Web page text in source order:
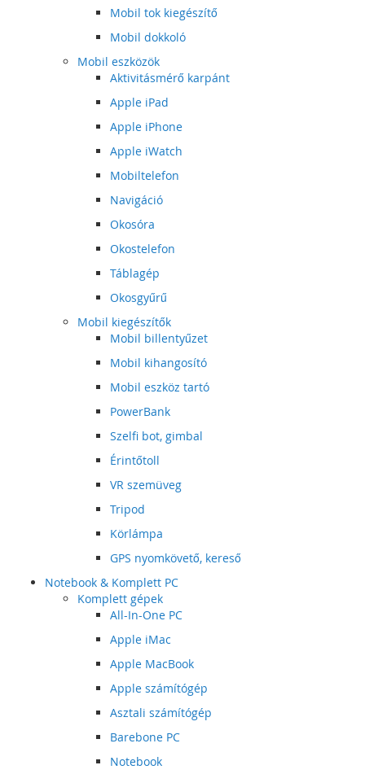
Mobil tok kiegészítő
Mobil dokkoló
Mobil eszközök
Aktivitásmérő karpánt
Apple iPad
Apple iPhone
Apple iWatch
Mobiltelefon
Navigáció
Okosóra
Okostelefon
Táblagép
Okosgyűrű
Mobil kiegészítők
Mobil billentyűzet
Mobil kihangosító
Mobil eszköz tartó
PowerBank
Szelfi bot, gimbal
Érintőtoll
VR szemüveg
Tripod
Körlámpa
GPS nyomkövető, kereső
Notebook & Komplett PC
Komplett gépek
All-In-One PC
Apple iMac
Apple MacBook
Apple számítógép
Asztali számítógép
Barebone PC
Notebook